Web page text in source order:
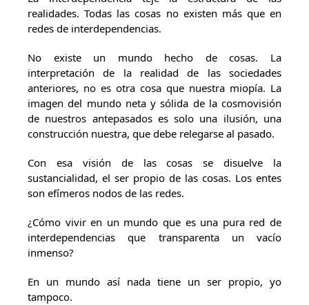
realidades. Todas las cosas no existen más que en
redes de interdependencias.
No existe un mundo hecho de cosas. La
interpretación de la realidad de las sociedades
anteriores, no es otra cosa que nuestra miopía. La
imagen del mundo neta y sólida de la cosmovisión
de nuestros antepasados es solo una ilusión, una
construcción nuestra, que debe relegarse al pasado.
Con esa visión de las cosas se disuelve la
sustancialidad, el ser propio de las cosas. Los entes
son efímeros nodos de las redes.
¿Cómo vivir en un mundo que es una pura red de
interdependencias que transparenta un vacío
inmenso?
En un mundo así nada tiene un ser propio, yo
tampoco.